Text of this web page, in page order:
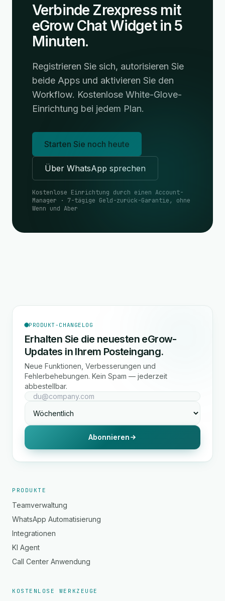
Verbinde Zrexpress mit
eGrow Chat Widget in 5
Minuten.
Registrieren Sie sich, autorisieren Sie
beide Apps und aktivieren Sie den
Workflow. Kostenlose White-Glove-
Einrichtung bei jedem Plan.
Starten Sie noch heute
Über WhatsApp sprechen
Kostenlose Einrichtung durch einen Account-
Manager · 7-tägige Geld-zurück-Garantie, ohne
Wenn und Aber
PRODUKT-CHANGELOG
Erhalten Sie die neuesten eGrow-
Updates in Ihrem Posteingang.
Neue Funktionen, Verbesserungen und
Fehlerbehebungen. Kein Spam — jederzeit
abbestellbar.
Abonnieren
PRODUKTE
Teamverwaltung
WhatsApp Automatisierung
Integrationen
KI Agent
Call Center Anwendung
KOSTENLOSE WERKZEUGE